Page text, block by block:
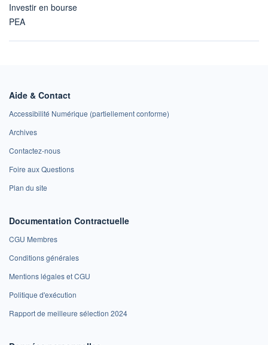
Investir en bourse
PEA
Aide & Contact
Accessibilité Numérique (partiellement conforme)
Archives
Contactez-nous
Foire aux Questions
Plan du site
Documentation Contractuelle
CGU Membres
Conditions générales
Mentions légales et CGU
Politique d'exécution
Rapport de meilleure sélection 2024